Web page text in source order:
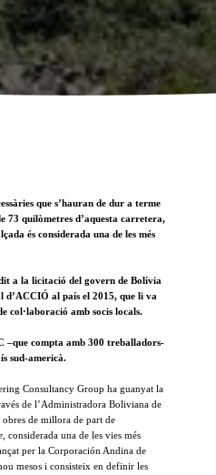
que s’hauran de dur a terme
73 quilòmetres d’aquesta carretera,
és considerada una de les més
a la licitació del govern de Bolívia
d’ACCIÓ al país el 2015, que li va
col·laboració amb socis locals.
–que compta amb 300 treballadors-
sud-americà.
Consultancy Group ha guanyat la
de l’Administradora Boliviana de
obres de millora de part de
, considerada una de les vies més
per la Corporación Andina de
mesos i consisteix en definir les